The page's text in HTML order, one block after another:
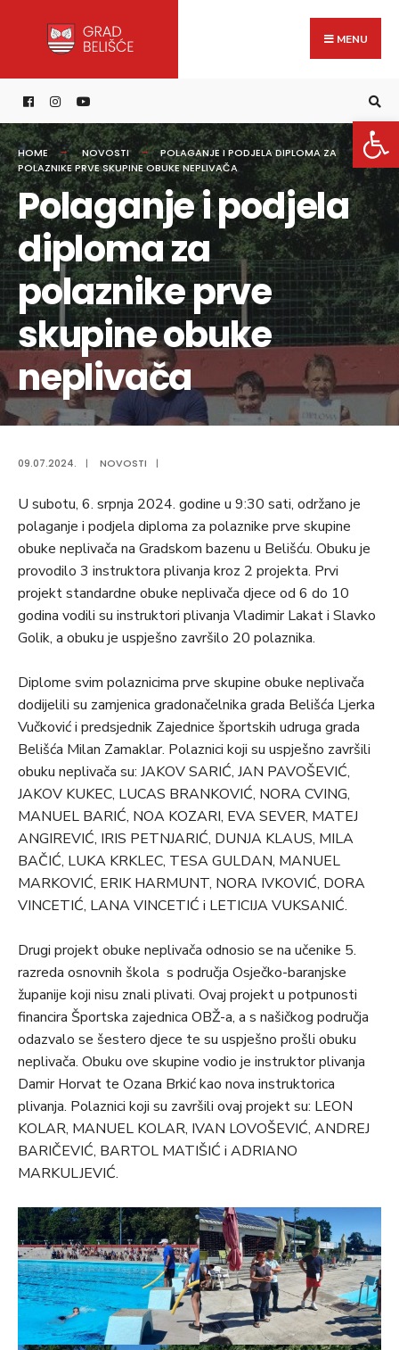
content
MENU
HOME NOVOSTI
POLAGANJE I PODJELA DIPLOMA ZA
POLAZNIKE PRVE SKUPINE OBUKE NEPLIVAČA
Polaganje i podjela
diploma za
polaznike prve
skupine obuke
neplivača
09.07.2024. | NOVOSTI |
U subotu, 6. srpnja 2024. godine u 9:30 sati, održano je
polaganje i podjela diploma za polaznike prve skupine
obuke neplivača na Gradskom bazenu u Belišću. Obuku je
provodilo 3 instruktora plivanja kroz 2 projekta. Prvi
projekt standardne obuke neplivača djece od 6 do 10
godina vodili su instruktori plivanja Vladimir Lakat i Slavko
Golik, a obuku je uspješno završilo 20 polaznika.
Diplome svim polaznicima prve skupine obuke neplivača
dodijelili su zamjenica gradonačelnika grada Belišća Ljerka
Vučković i predsjednik Zajednice športskih udruga grada
Belišća Milan Zamaklar. Polaznici koji su uspješno završili
obuku neplivača su: JAKOV SARIĆ, JAN PAVOŠEVIĆ,
JAKOV KUKEC, LUCAS BRANKOVIĆ, NORA CVING,
MANUEL BARIĆ, NOA KOZARI, EVA SEVER, MATEJ
ANGIREVIĆ, IRIS PETNJARIĆ, DUNJA KLAUS, MILA
BAČIĆ, LUKA KRKLEC, TESA GULDAN, MANUEL
MARKOVIĆ, ERIK HARMUNT, NORA IVKOVIĆ, DORA
VINCETIĆ, LANA VINCETIĆ i LETICIJA VUKSANIĆ.
Drugi projekt obuke neplivača odnosio se na učenike 5.
razreda osnovnih škola s područja Osječko-baranjske
županije koji nisu znali plivati. Ovaj projekt u potpunosti
financira Športska zajednica OBŽ-a, a s našičkog područja
odazvalo se šestero djece te su uspješno prošli obuku
neplivača. Obuku ove skupine vodio je instruktor plivanja
Damir Horvat te Ozana Brkić kao nova instruktorica
plivanja. Polaznici koji su završili ovaj projekt su: LEON
KOLAR, MANUEL KOLAR, IVAN LOVOŠEVIĆ, ANDREJ
BARIČEVIĆ, BARTOL MATIŠIĆ i ADRIANO
MARKULJEVIĆ.
for: